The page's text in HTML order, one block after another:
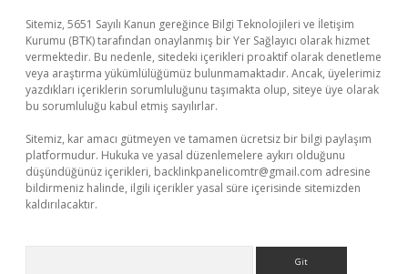
Sitemiz, 5651 Sayılı Kanun gereğince Bilgi Teknolojileri ve İletişim
Kurumu (BTK) tarafından onaylanmış bir Yer Sağlayıcı olarak hizmet
vermektedir. Bu nedenle, sitedeki içerikleri proaktif olarak denetleme
veya araştırma yükümlülüğümüz bulunmamaktadır. Ancak, üyelerimiz
yazdıkları içeriklerin sorumluluğunu taşımakta olup, siteye üye olarak
bu sorumluluğu kabul etmiş sayılırlar.
Sitemiz, kar amacı gütmeyen ve tamamen ücretsiz bir bilgi paylaşım
platformudur. Hukuka ve yasal düzenlemelere aykırı olduğunu
düşündüğünüz içerikleri, backlinkpanelicomtr@gmail.com adresine
bildirmeniz halinde, ilgili içerikler yasal süre içerisinde sitemizden
kaldırılacaktır.